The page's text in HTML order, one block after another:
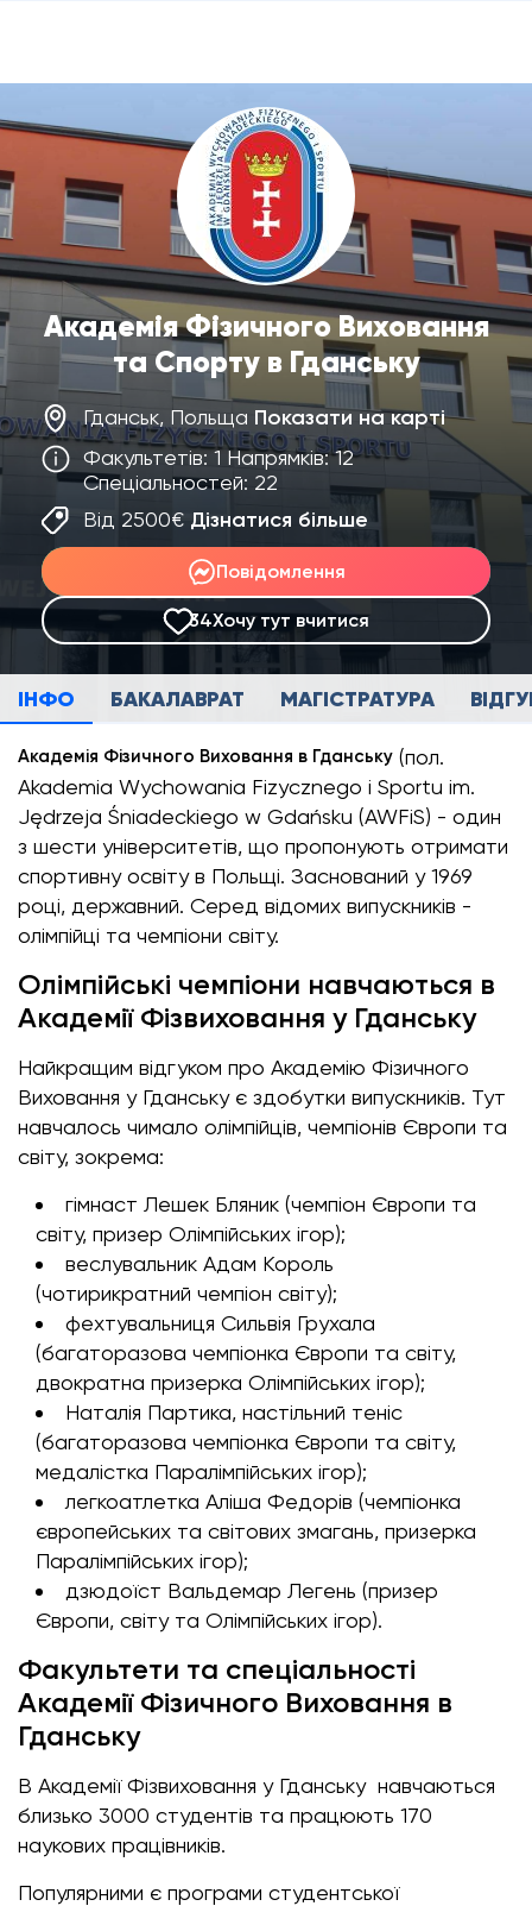
Академія Фізичного Виховання
та Спорту в Гданську
Гданськ, Польща Показати на карті
Факультетів: 1 Напрямків: 12
Спеціальностей: 22
Від 2500€ Дізнатися більше
Повідомлення
34Хочу тут вчитися
ІНФО БАКАЛАВРАТ МАГІСТРАТУРА
Академія Фізичного Виховання в Гданську (пол.
Akademia Wychowania Fizycznego i Sportu im.
Jędrzeja Śniadeckiego w Gdańsku (AWFiS) - один
з шести університетів, що пропонують отримати
спортивну освіту в Польщі. Заснований у 1969
році, державний. Серед відомих випускників -
олімпійці та чемпіони світу.
Олімпійські чемпіони навчаються в
Академії Фізвиховання у Гданську
Найкращим відгуком про Академію Фізичного
Виховання у Гданську є здобутки випускників. Тут
навчалось чимало олімпійців, чемпіонів Європи та
світу, зокрема:
гімнаст Лешек Бляник (чемпіон Європи та
світу, призер Олімпійських ігор);
веслувальник Адам Король
(чотирикратний чемпіон світу);
фехтувальниця Сильвія Грухала
(багаторазова чемпіонка Європи та світу,
двократна призерка Олімпійських ігор);
Наталія Партика, настільний теніс
(багаторазова чемпіонка Європи та світу,
медалістка Паралімпійських ігор);
легкоатлетка Аліша Федорів (чемпіонка
європейських та світових змагань, призерка
Паралімпійських ігор);
дзюдоїст Вальдемар Легень (призер
Європи, світу та Олімпійських ігор).
Факультети та спеціальності
Академії Фізичного Виховання в
Гданську
В Академії Фізвиховання у Гданську навчаються
близько 3000 студентів та працюють 170
наукових працівників.
Популярними є програми студентської